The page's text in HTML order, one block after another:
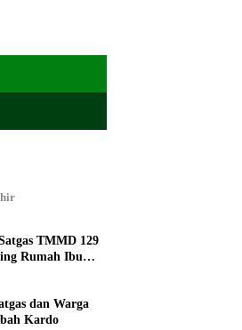
TMMD 129
Rumah Ibu
dan Warga
Kardo